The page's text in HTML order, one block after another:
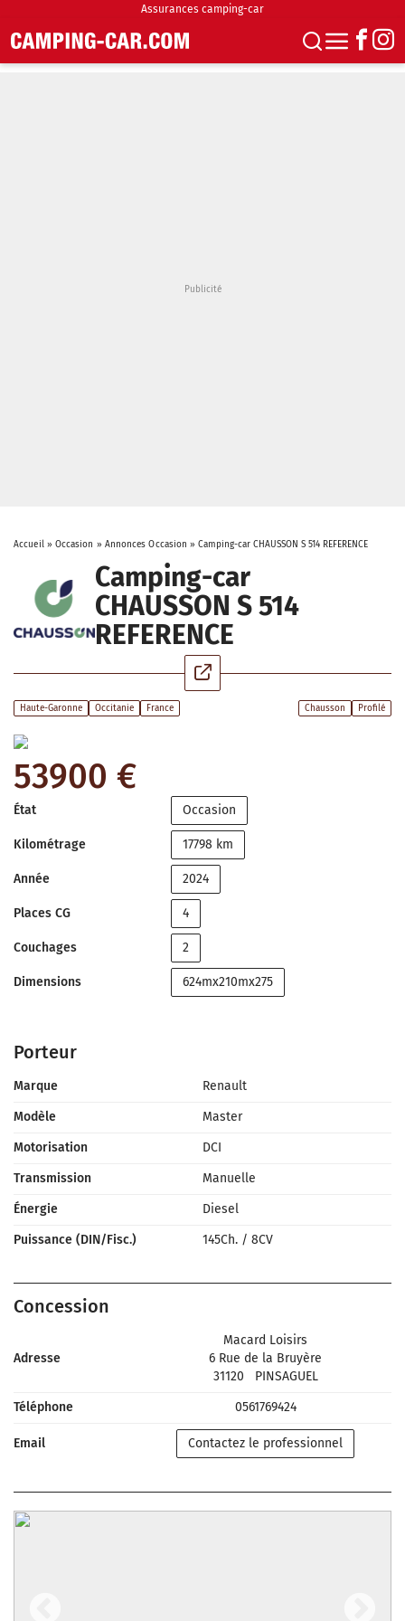
Assurances camping-car
Accueil» Occasion » Annonces Occasion »Camping-car CHAUSSON S 514 REFERENCE
Camping-car
CHAUSSON S 514
REFERENCE
Haute-Garonne Occitanie France Chausson Profilé
53900 €
État Occasion
Kilométrage 17798 km
Année 2024
Places CG 4
Couchages 2
Dimensions 624mx210mx275
Porteur
Marque
Renault
Modèle
Master
Motorisation
DCI
Transmission
Manuelle
Énergie
Diesel
Puissance (DIN/Fisc.)
145Ch. / 8CV
Concession
Adresse
Macard Loisirs
6 Rue de la Bruyère
31120
PINSAGUEL
Téléphone
0561769424
Email Contactez le professionnel